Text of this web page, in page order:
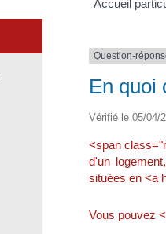
Accueil
Question-
En quoi
Vérifié le 05/04/
<span
d'un
situées en <a
Vous pouvez